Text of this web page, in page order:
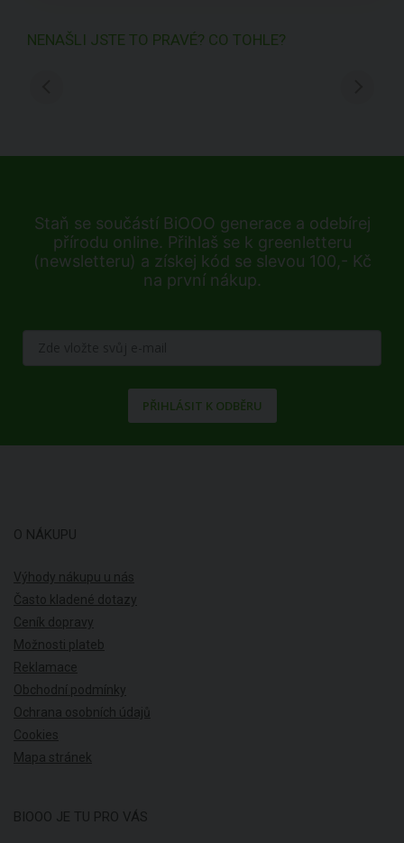
NENAŠLI JSTE TO PRAVÉ? CO TOHLE?
Staň se součástí BiOOO generace a odebírej
přírodu online. Přihlaš se k greenletteru
(newsletteru) a získej kód se slevou 100,- Kč
na první nákup.
PŘIHLÁSIT K ODBĚRU
O NÁKUPU
Výhody nákupu u nás
Často kladené dotazy
Ceník dopravy
Možnosti plateb
Reklamace
Obchodní podmínky
Ochrana osobních údajů
Cookies
Mapa stránek
BIOOO JE TU PRO VÁS